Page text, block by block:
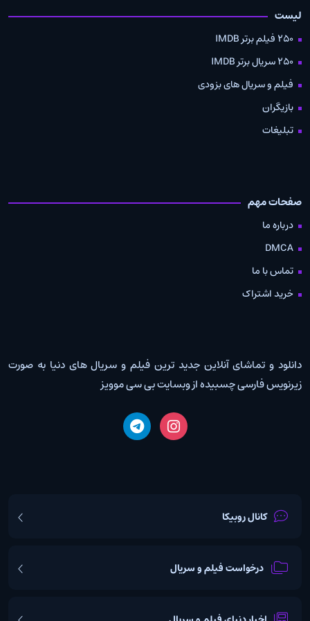
لیست
250 فیلم برتر IMDB
250 سریال برتر IMDB
فیلم و سریال های بزودی
بازیگران
تبلیغات
صفحات مهم
درباره ما
DMCA
تماس با ما
خرید اشتراک
دانلود و تماشای آنلاین جدید ترین فیلم و سریال های دنیا به صورت
زیرنویس فارسی چسبیده از وبسایت بی سی موویز
کانال روبیکا
درخواست فیلم و سریال